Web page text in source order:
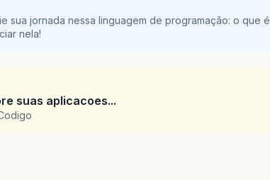
sua jornada nessa linguagem de programação: o que é
nela!
suas aplicacoes...